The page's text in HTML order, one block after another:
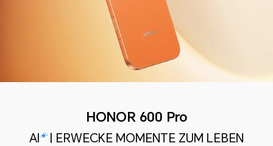
HONOR 600 Pro
AI | ERWECKE MOMENTE ZUM LEBEN